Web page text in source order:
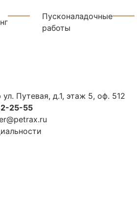
Пусконаладочные
работы
Путевая, д.1, этаж 5, оф. 512
25-55